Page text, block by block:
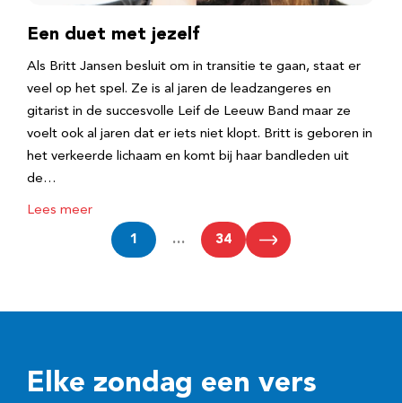
Een duet met jezelf
Als Britt Jansen besluit om in transitie te gaan, staat er
veel op het spel. Ze is al jaren de leadzangeres en
gitarist in de succesvolle Leif de Leeuw Band maar ze
voelt ook al jaren dat er iets niet klopt. Britt is geboren in
het verkeerde lichaam en komt bij haar bandleden uit
de…
Lees meer
1 … 34
Elke zondag een vers